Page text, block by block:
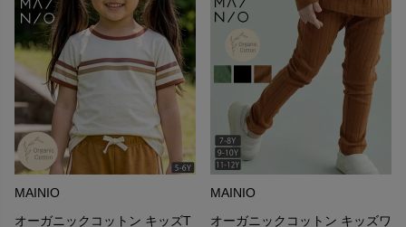
MAINIO
オーガニックコットン キッズT
MAINIO
オーガニックコットン キッズワ